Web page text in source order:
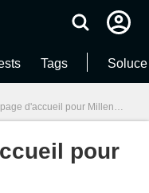
Tags
d'accueil pour Millenium
pour